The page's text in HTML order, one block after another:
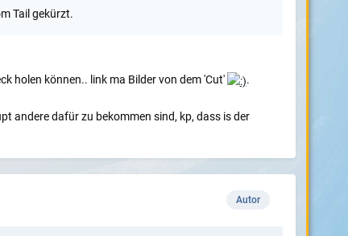
Tail gekürzt.
holen können.. link ma Bilder von dem 'Cut' .
andere dafür zu bekommen sind, kp, dass is der
Autor